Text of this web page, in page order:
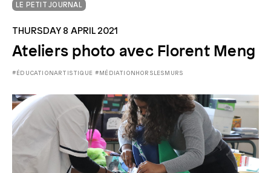
LE PETIT JOURNAL
THURSDAY 8 APRIL 2021
Ateliers photo avec Florent Meng
#ÉDUCATIONARTISTIQUE #MÉDIATIONHORSLESMURS